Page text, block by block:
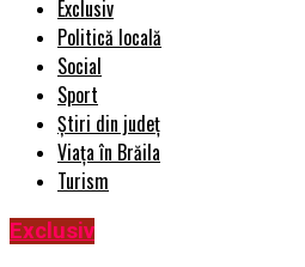
Exclusiv
Politică locală
Social
Sport
Știri din județ
Viața în Brăila
Turism
Exclusiv